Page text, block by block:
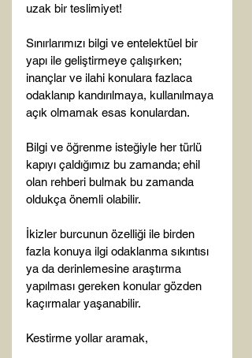
uzak bir teslimiyet!
Sınırlarımızı bilgi ve entelektüel bir
yapı ile geliştirmeye çalışırken;
inançlar ve ilahi konulara fazlaca
odaklanıp kandırılmaya, kullanılmaya
açık olmamak esas konulardan.
Bilgi ve öğrenme isteğiyle her türlü
kapıyı çaldığımız bu zamanda; ehil
olan rehberi bulmak bu zamanda
oldukça önemli olabilir.
İkizler burcunun özelliği ile birden
fazla konuya ilgi odaklanma sıkıntısı
ya da derinlemesine araştırma
yapılması gereken konular gözden
kaçırmalar yaşanabilir.
Kestirme yollar aramak,